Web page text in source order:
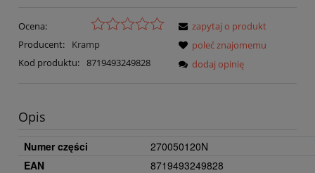
Ocena:
Producent:
Kramp
Kod produktu: 8719493249828
zapytaj o produkt
poleć znajomemu
dodaj opinię
Opis
Numer części
270050120N
EAN
8719493249828